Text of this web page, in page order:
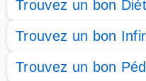
Trouvez un bon
Trouvez un bon
Trouvez un bon